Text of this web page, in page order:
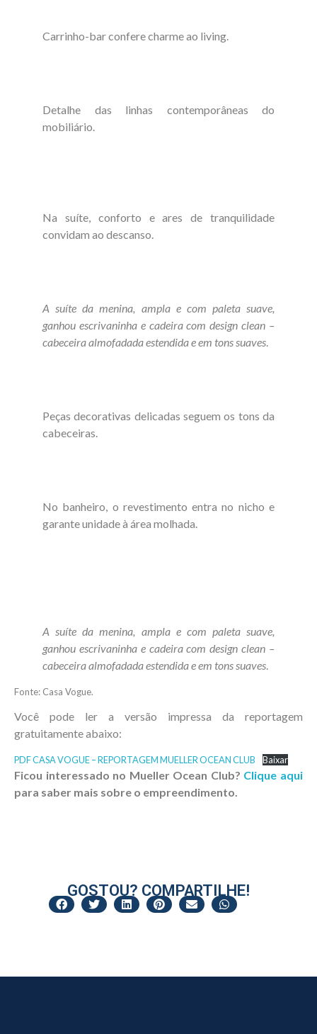
Carrinho-bar confere charme ao living.
Detalhe das linhas contemporâneas do
mobiliário.
Na suíte, conforto e ares de tranquilidade
convidam ao descanso.
A suíte da menina, ampla e com paleta suave,
ganhou escrivaninha e cadeira com design clean –
cabeceira almofadada estendida e em tons suaves.
Peças decorativas delicadas seguem os tons da
cabeceiras.
No banheiro, o revestimento entra no nicho e
garante unidade à área molhada.
A suíte da menina, ampla e com paleta suave,
ganhou escrivaninha e cadeira com design clean –
cabeceira almofadada estendida e em tons suaves.
Fonte: Casa Vogue.
Você pode ler a versão impressa da reportagem
gratuitamente abaixo:
PDF CASA VOGUE – REPORTAGEM MUELLER OCEAN CLUB Baixar
Ficou interessado no Mueller Ocean Club? Clique aqui
para saber mais sobre o empreendimento.
GOSTOU? COMPARTILHE!